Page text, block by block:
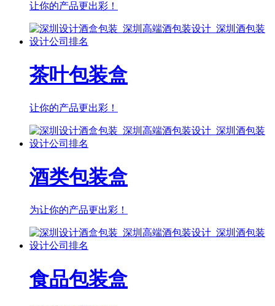
让你的产品更出彩！
茶叶包装盒
让你的产品更出彩！
酒类包装盒
为让你的产品更出彩！
食品包装盒